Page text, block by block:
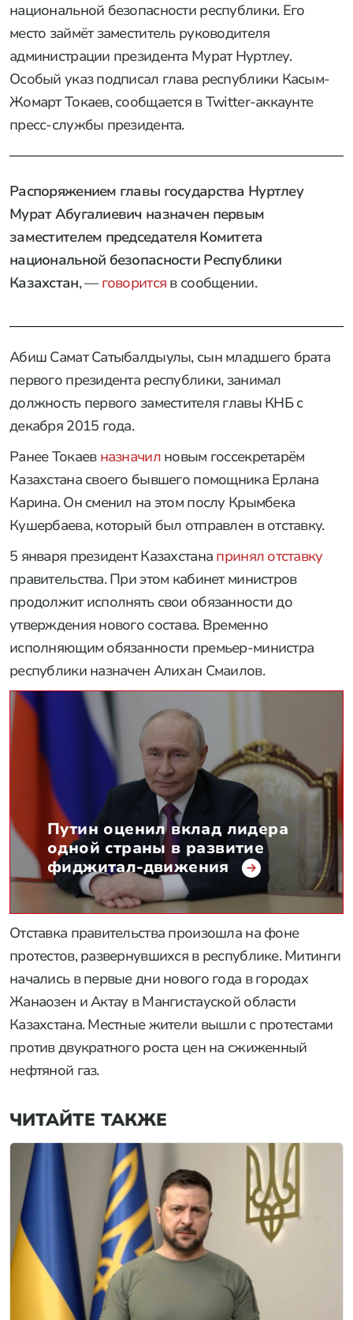
национальной безопасности республики. Его
место займёт заместитель руководителя
администрации президента Мурат Нуртлеу.
Особый указ подписал глава республики Касым-
Жомарт Токаев, сообщается в Twitter-аккаунте
пресс-службы президента.
Распоряжением главы государства Нуртлеу
Мурат Абугалиевич назначен первым
заместителем председателя Комитета
национальной безопасности Республики
Казахстан, — говорится в сообщении.
Абиш Самат Сатыбалдыулы, сын младшего брата
первого президента республики, занимал
должность первого заместителя главы КНБ с
декабря 2015 года.
Ранее Токаев назначилновым госсекретарём
Казахстана своего бывшего помощника Ерлана
Карина. Он сменил на этом послу Крымбека
Кушербаева, который был отправлен в отставку.
5 января президент Казахстана принял отставку
правительства. При этом кабинет министров
продолжит исполнять свои обязанности до
утверждения нового состава. Временно
исполняющим обязанности премьер-министра
республики назначен Алихан Смаилов.
Путин оценил вклад лидера
одной страны в развитие
фиджитал-движения
Отставка правительства произошла на фоне
протестов, развернувшихся в республике. Митинги
начались в первые дни нового года в городах
Жанаозен и Актау в Мангистауской области
Казахстана. Местные жители вышли с протестами
против двукратного роста цен на сжиженный
нефтяной газ.
ЧИТАЙТЕ ТАКЖЕ